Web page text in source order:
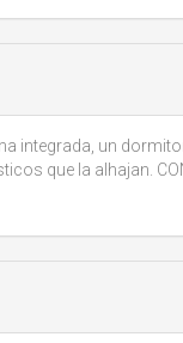
integrada, un
que la alhajan.